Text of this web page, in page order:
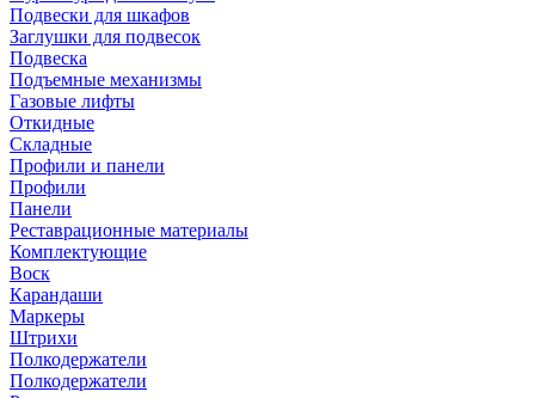
Подвески для шкафов
Заглушки для подвесок
Подвеска
Подъемные механизмы
Газовые лифты
Откидные
Складные
Профили и панели
Профили
Панели
Реставрационные материалы
Комплектующие
Воск
Карандаши
Маркеры
Штрихи
Полкодержатели
Полкодержатели